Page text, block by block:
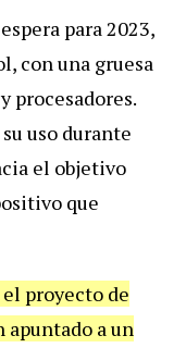
para 2023,
con una gruesa
procesadores.
uso durante
el objetivo
que
proyecto de
apuntado a un